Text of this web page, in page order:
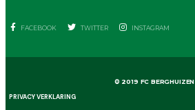
FACEBOOK TWITTER INSTAGRAM
© 2019 FC BERGHUIZEN
PRIVACY VERKLARING